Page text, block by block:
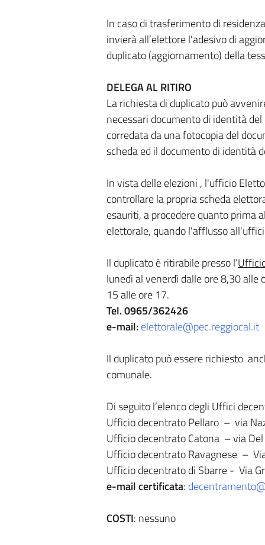
In caso di trasferimento di
invierà all’elettore l'adesivo di
duplicato (aggiornamento) della
DELEGA AL RITIRO
La richiesta di duplicato può
necessari documento di identità
corredata da una fotocopia del
scheda ed il documento di identità
In vista delle elezioni , l'ufficio
controllare la propria scheda
esauriti, a procedere quanto prima
elettorale, quando l'afflusso
Il duplicato è ritirabile presso l’
lunedì al venerdì dalle ore 8,30
15 alle ore 17.
Tel. 0965/362426
e-mail:elettorale@pec.reggiocal.it
Il duplicato può essere richiesto
comunale.
Di seguito l’elenco degli Uffici
Ufficio decentrato Pellaro – via
Ufficio decentrato Catona – via
Ufficio decentrato Ravagnese –
Ufficio decentrato di Sbarre - Via
e-mail certificata:
COSTI: nessuno